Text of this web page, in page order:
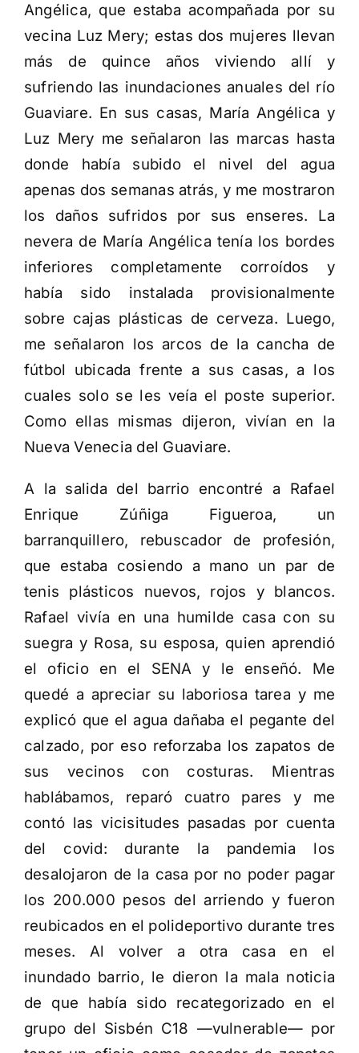
Angélica, que estaba acompañada por su
vecina Luz Mery; estas dos mujeres llevan
más de quince años viviendo allí y
sufriendo las inundaciones anuales del río
Guaviare. En sus casas, María Angélica y
Luz Mery me señalaron las marcas hasta
donde había subido el nivel del agua
apenas dos semanas atrás, y me mostraron
los daños sufridos por sus enseres. La
nevera de María Angélica tenía los bordes
inferiores completamente corroídos y
había sido instalada provisionalmente
sobre cajas plásticas de cerveza. Luego,
me señalaron los arcos de la cancha de
fútbol ubicada frente a sus casas, a los
cuales solo se les veía el poste superior.
Como ellas mismas dijeron, vivían en la
Nueva Venecia del Guaviare.
A la salida del barrio encontré a Rafael
Enrique Zúñiga Figueroa, un
barranquillero, rebuscador de profesión,
que estaba cosiendo a mano un par de
tenis plásticos nuevos, rojos y blancos.
Rafael vivía en una humilde casa con su
suegra y Rosa, su esposa, quien aprendió
el oficio en el SENA y le enseñó. Me
quedé a apreciar su laboriosa tarea y me
explicó que el agua dañaba el pegante del
calzado, por eso reforzaba los zapatos de
sus vecinos con costuras. Mientras
hablábamos, reparó cuatro pares y me
contó las vicisitudes pasadas por cuenta
del covid: durante la pandemia los
desalojaron de la casa por no poder pagar
los 200.000 pesos del arriendo y fueron
reubicados en el polideportivo durante tres
meses. Al volver a otra casa en el
inundado barrio, le dieron la mala noticia
de que había sido recategorizado en el
grupo del Sisbén C18 —vulnerable— por